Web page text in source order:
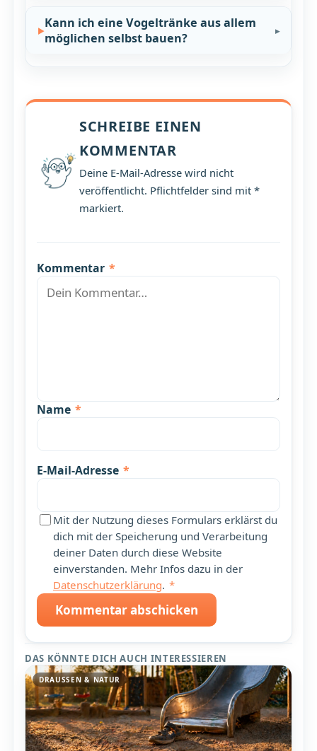
Kann ich eine Vogeltränke aus allem
möglichen selbst bauen?
SCHREIBE EINEN
KOMMENTAR
Deine E-Mail-Adresse wird nicht
veröffentlicht. Pflichtfelder sind mit *
markiert.
Kommentar *
Name *
E-Mail-Adresse *
Mit der Nutzung dieses Formulars erklärst du
dich mit der Speicherung und Verarbeitung
deiner Daten durch diese Website
einverstanden. Mehr Infos dazu in der
Datenschutzerklärung. *
Kommentar abschicken
DAS KÖNNTE DICH AUCH INTERESSIEREN
DRAUSSEN & NATUR